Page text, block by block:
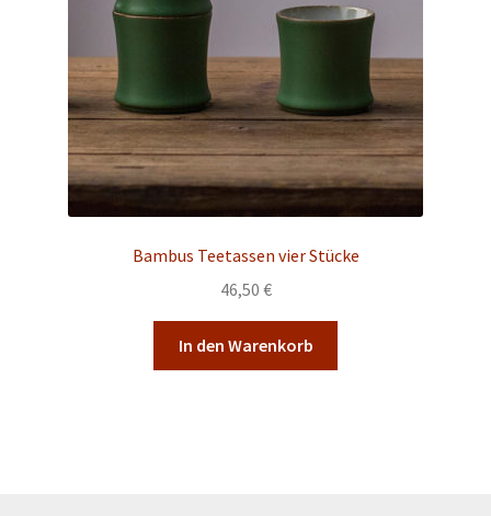
Bambus Teetassen vier Stücke
46,50 €
In den Warenkorb